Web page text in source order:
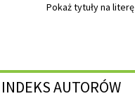
Pokaż tytuły na literę
INDEKSAUTORÓW